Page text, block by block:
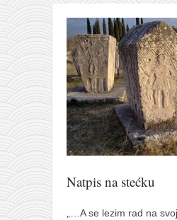
Natpis na stećku
„…A se lezim rad na